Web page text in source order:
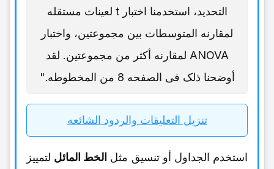
التحدید، استخدمنا اختبار t لعینات مستقله
لمقارنه المتوسطات بین مجموعتین، واختبار
ANOVA لمقارنه أکثر من مجموعتین. لقد
أوضحنا ذلک فی الصفحه 8 من المخطوطه."
تنزیل التعلیقات والردود الشائعه
استخدم الجداول أو تنسیق مثل الخط المائل لتمییز